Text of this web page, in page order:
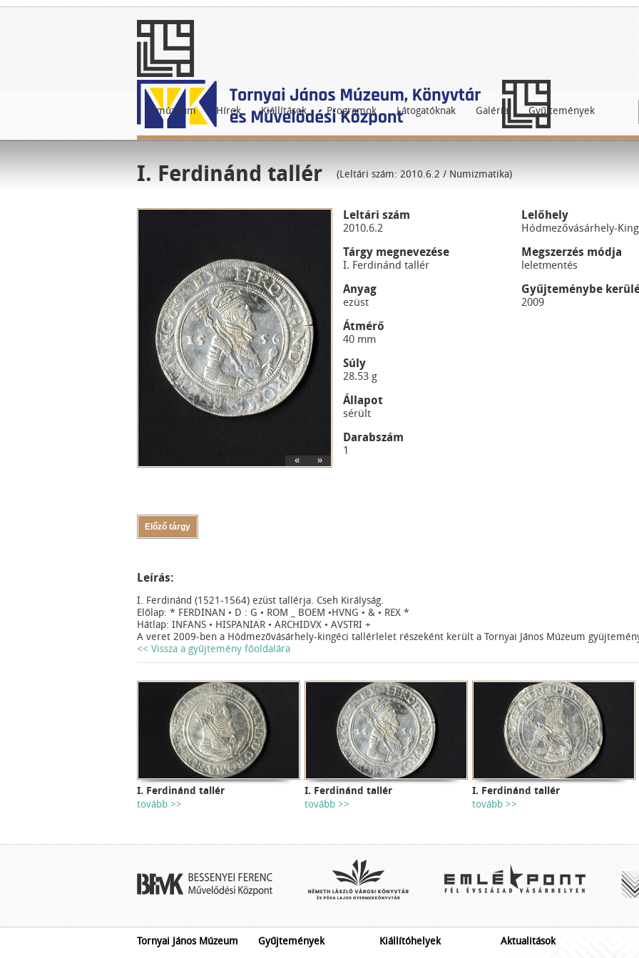
A múzeum Hírek Kiállítások Programok Látogatóknak Galéria Gyűjtemények
I. Ferdinánd tallér (Leltári szám: 2010.6.2 / Numizmatika)
Előző tárgy
« »
Leltári szám
2010.6.2
Tárgy megnevezése
I. Ferdinánd tallér
Anyag
ezüst
Átmérő
40 mm
Súly
28.53 g
Állapot
sérült
Darabszám
1
Lelőhely
Hódmezővásárhely-
Megszerzés módja
leletmentés
Gyűjteménybe
2009
Leírás:
I. Ferdinánd (1521-1564) ezüst tallérja. Cseh Királyság.
Előlap: * FERDINAN • D : G • ROM _ BOEM •HVNG • & • REX *
Hátlap: INFANS • HISPANIAR • ARCHIDVX • AVSTRI +
A veret 2009-ben a Hódmezővásárhely-kingéci tallérlelet részeként került a Tornyai János Múzeum
<< Vissza a gyűjtemény főoldalára
I. Ferdinánd tallér
tovább >>
I. Ferdinánd tallér
tovább >>
I. Ferdinánd tallér
tovább >>
Tornyai János Múzeum Gyűjtemények Kiállítóhelyek Aktualitások